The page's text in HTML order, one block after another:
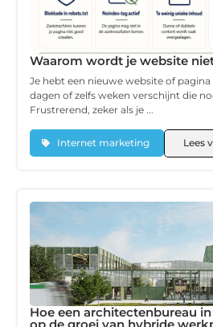
Waarom wordt je website
Je hebt een nieuwe website of
dagen of zelfs weken verschijnt die
Frustrerend, zeker als je ...
Internet marketing Lees
Hoe een architectenbureau
op de groei van hybride